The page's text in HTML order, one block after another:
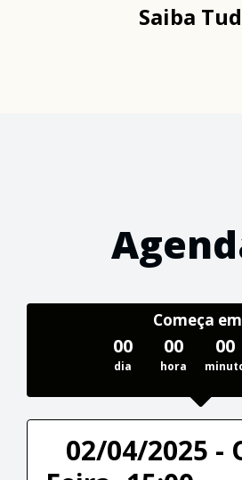
Saiba
Começa
00
dia
00
hora
00
02/04/2025 -